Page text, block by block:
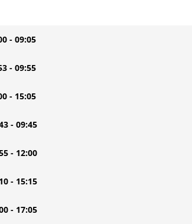
- 09:05
- 09:55
- 15:05
- 09:45
- 12:00
- 15:15
- 17:05